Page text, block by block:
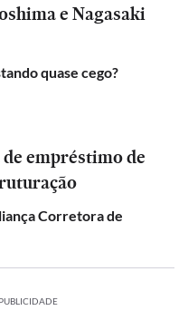
e Nagasaki
quase cego?
empréstimo de
Corretora de